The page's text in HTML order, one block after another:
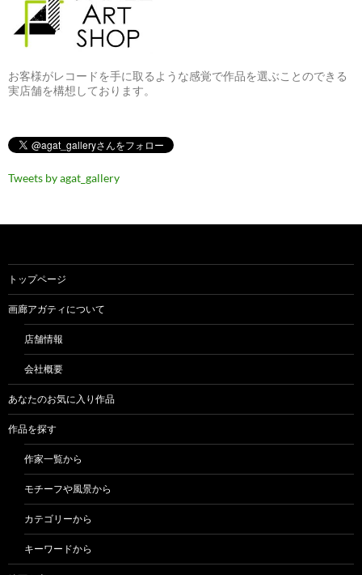
お客様がレコードを手に取るような感覚で作品を選ぶことのできる
実店舗を構想しております。
Tweets by agat_gallery
トップページ
画廊アガティについて
店舗情報
会社概要
あなたのお気に入り作品
作品を探す
作家一覧から
モチーフや風景から
カテゴリーから
キーワードから